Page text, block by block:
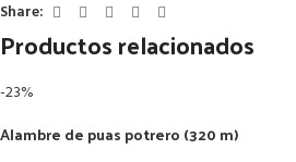
Share:
Productos relacionados
-23%
Alambre de puas potrero (320 m)